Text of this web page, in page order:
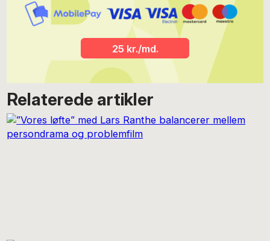
udstilling i maj '25. Har skrevet for POV siden 2021, og i 2022 blev
han filmredaktør. Har i 40+ omgange desuden bidraget med
anbefalinger til POVs nu desværre lukkede "KulturListen".
25 kr./md.
Relaterede artikler